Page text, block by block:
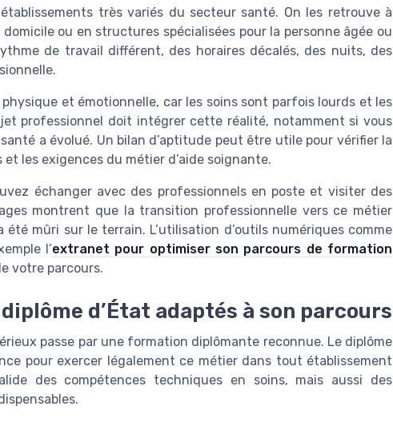
très variés du secteur santé. On les retrouve à
domicile ou en structures spécialisées pour la personne âgée ou
de travail différent, des horaires décalés, des nuits, des
et émotionnelle, car les soins sont parfois lourds et les
professionnel doit intégrer cette réalité, notamment si vous
a évolué. Un bilan d’aptitude peut être utile pour vérifier la
les exigences du métier d’aide soignante.
échanger avec des professionnels en poste et visiter des
montrent que la transition professionnelle vers ce métier
mûri sur le terrain. L’utilisation d’outils numériques comme
l’extranet pour optimiser son parcours de formation
votre parcours.
d’État adaptés à son parcours
passe par une formation diplômante reconnue. Le diplôme
pour exercer légalement ce métier dans tout établissement
des compétences techniques en soins, mais aussi des